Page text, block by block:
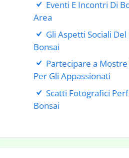
Eventi E Incontri Di
Area
Gli Aspetti Sociali
Bonsai
Partecipare a Mostre
Per Gli Appassionati
Scatti Fotografici
Bonsai